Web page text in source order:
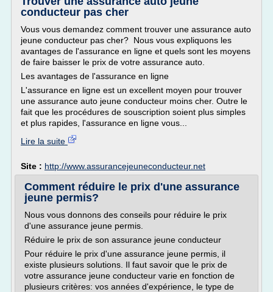
conducteur pas cher
Vous vous demandez comment trouver une assurance auto
jeune conducteur pas cher? Nous vous expliquons les
avantages de l'assurance en ligne et quels sont les moyens
de faire baisser le prix de votre assurance auto.
Les avantages de l'assurance en ligne
L'assurance en ligne est un excellent moyen pour trouver
une assurance auto jeune conducteur moins cher. Outre le
fait que les procédures de souscription soient plus simples
et plus rapides, l'assurance en ligne vous...
Lire la suite
Site : http://www.assurancejeuneconducteur.net
Comment réduire le prix d'une assurance
jeune permis?
Nous vous donnons des conseils pour réduire le prix
d'une assurance jeune permis.
Réduire le prix de son assurance jeune conducteur
Pour réduire le prix d'une assurance jeune permis, il
existe plusieurs solutions. Il faut savoir que le prix de
votre assurance jeune conducteur varie en fonction de
plusieurs critères: vos années d'expérience, le type de